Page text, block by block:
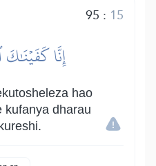
95 : 15
إِنَّا كَفَيۡنَٰكَ
hao
kufanya dharau